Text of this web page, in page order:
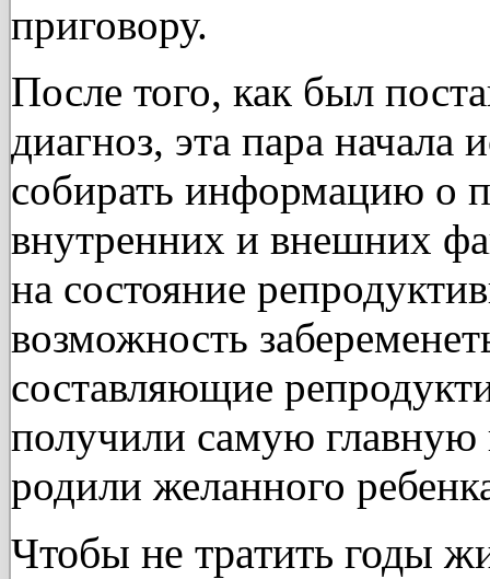
приговору.
После того, как был
диагноз, эта пара начала
собирать информацию о
внутренних и внешних
на состояние
возможность
составляющие
получили самую главную
родили желанного
Чтобы не тратить годы